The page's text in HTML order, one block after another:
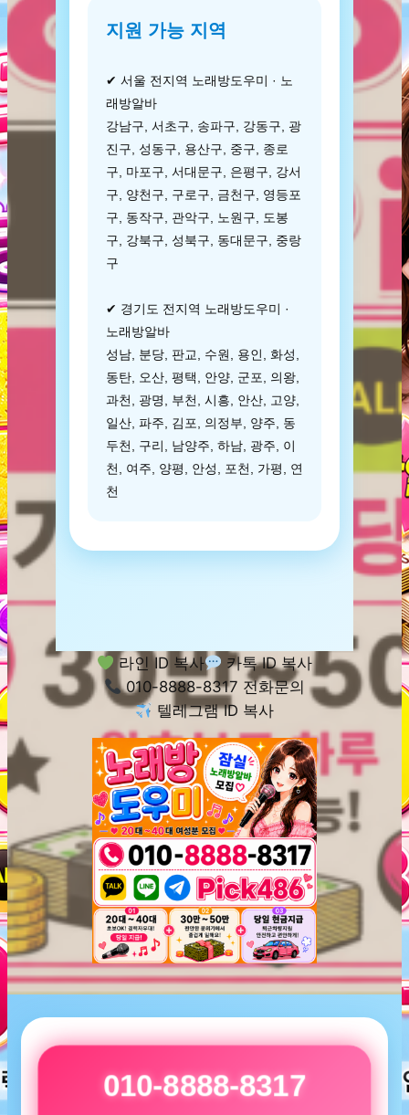
지원 가능 지역
✔ 서울 전지역 노래방도우미 · 노
래방알바
강남구, 서초구, 송파구, 강동구, 광
진구, 성동구, 용산구, 중구, 종로
구, 마포구, 서대문구, 은평구, 강서
구, 양천구, 구로구, 금천구, 영등포
구, 동작구, 관악구, 노원구, 도봉
구, 강북구, 성북구, 동대문구, 중랑
구
✔ 경기도 전지역 노래방도우미 ·
노래방알바
성남, 분당, 판교, 수원, 용인, 화성,
동탄, 오산, 평택, 안양, 군포, 의왕,
과천, 광명, 부천, 시흥, 안산, 고양,
일산, 파주, 김포, 의정부, 양주, 동
두천, 구리, 남양주, 하남, 광주, 이
천, 여주, 양평, 안성, 포천, 가평, 연
천
라인 ID 복사
카톡 ID 복사
010-8888-8317 전화문의
텔레그램 ID 복사
010-8888-8317